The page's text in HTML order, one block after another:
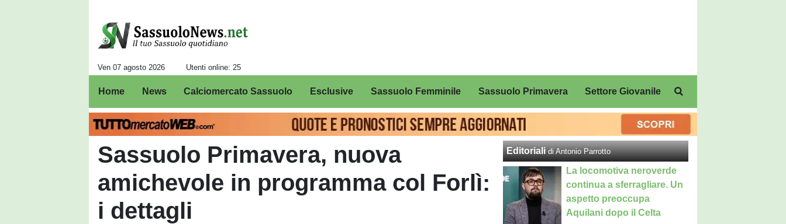
Ven 07 agosto 2026 Utenti online: 25
Home News Calciomercato Sassuolo Esclusive Sassuolo Femminile Sassuolo Primavera Settore Giovanile
Sassuolo Primavera, nuova
amichevole in programma col Forlì:
i dettagli
Editoriali di Antonio Parrotto
La locomotiva neroverde
continua a sferragliare. Un
aspetto preoccupa
Aquilani dopo il Celta